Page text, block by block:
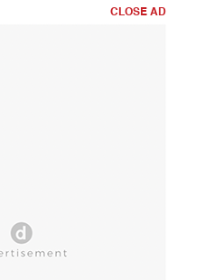
CLOSE AD